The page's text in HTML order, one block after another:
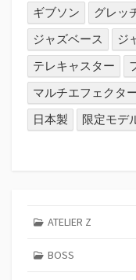
ギブソン
グレッ
ジャズベース
ジ
テレキャスター
マルチエフェクタ
日本製
限定モデ
ATELIER Z
BOSS